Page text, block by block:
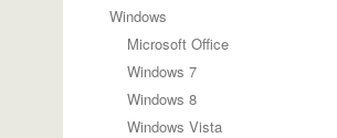
Windows
Microsoft Office
Windows 7
Windows 8
Windows Vista